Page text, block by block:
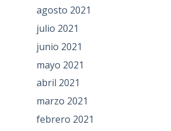
agosto 2021
julio 2021
junio 2021
mayo 2021
abril 2021
marzo 2021
febrero 2021